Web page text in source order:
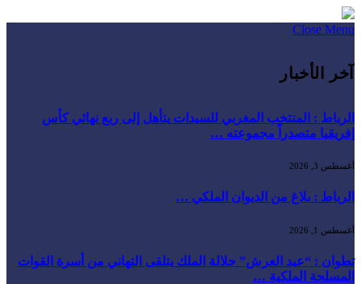
Close Menu
آخر الأخبار
الرباط : المنتخب المغربي للسيدات يتأهل إلى ربع نهائي كأس
إفريقيا متصدراً مجموعته …
أغسطس 3, 2026
الرباط : بلاغ من الديوان الملكي …
أغسطس 1, 2026
تطوان : “عيد العرش” جلالة الملك يتلقى التهاني من أسرة القوات
المسلحة الملكية …